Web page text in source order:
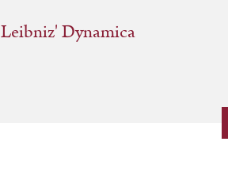
Leibniz' Dynamica